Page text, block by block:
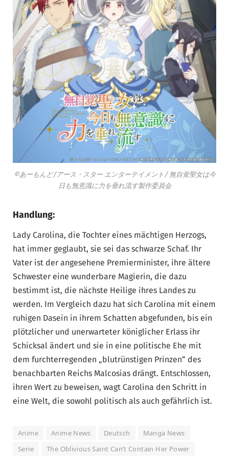
©あーもんど/アース・スター エンターテイメント/ 無自覚聖女は今
日も無意識に力を垂れ流す製作委員会
Handlung:
Lady Carolina, die Tochter eines mächtigen Herzogs,
hat immer geglaubt, sie sei das schwarze Schaf. Ihr
Vater ist der angesehene Premierminister, ihre ältere
Schwester eine wunderbare Magierin, die dazu
bestimmt ist, die nächste Heilige ihres Landes zu
werden. Im Vergleich dazu hat sich Carolina mit einem
ruhigen Dasein in ihrem Schatten abgefunden, bis ein
plötzlicher und unerwarteter königlicher Erlass ihr
Schicksal ändert und sie in eine politische Ehe mit
dem furchterregenden „blutrünstigen Prinzen“ des
benachbarten Reichs Malcosias drängt. Entschlossen,
ihren Wert zu beweisen, wagt Carolina den Schritt in
eine Welt, die sowohl politisch als auch gefährlich ist.
Anime Anime News Deutsch
Manga News
Serie
The Oblivious Saint Can’t Contain Her Power